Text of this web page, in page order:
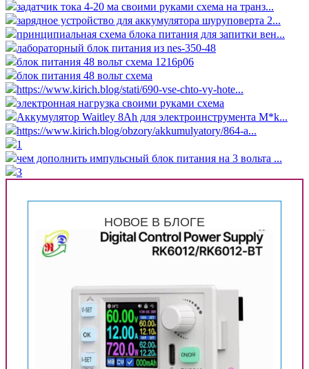
задатчик тока 4-20 ма своими руками схема на транз...
зарядное устройство для аккумулятора шуруповерта 2...
принципиальная схема блока питания для запитки вен...
лабораторный блок питания из nes-350-48
блок питания 48 вольт схема 1216p06
блок питания 48 вольт схема
https://www.kirich.blog/stati/690-vse-chto-vy-hote...
электронная нагрузка своими руками схема
Аккумулятор Waitley 8Ah для электроинструмента M*k...
https://www.kirich.blog/obzory/akkumulyatory/864-a...
1
чем дополнить импульсный блок питания на 3 вольта ...
3
НОВОЕ В БЛОГЕ